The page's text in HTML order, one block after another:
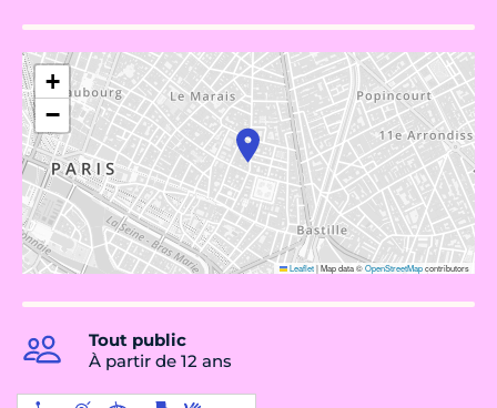
+
−
Leaflet|Map data ©OpenStreetMapcontributors
Tout public
À partir de 12 ans